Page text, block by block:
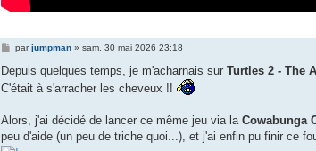
M
s
s
a
parjumpman» sam. 30 mai 2026 23:18
Depuis quelques temps, je m'acharnais sur Turtles 2 - The
C'était à s'arracher les cheveux !!
Alors, j'ai décidé de lancer ce même jeu via la Cowabunga
peu d'aide (un peu de triche quoi...), et j'ai enfin pu finir ce